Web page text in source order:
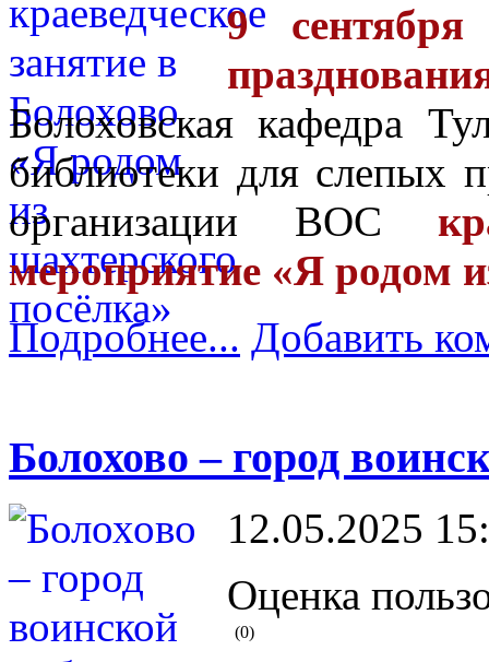
9
Болоховская кафедра
библиотеки для слепых
организации ВОС
мероприятие «Я родом
Подробнее... Добавить
Болохово – город
12.05.2025
Оценка
(0)